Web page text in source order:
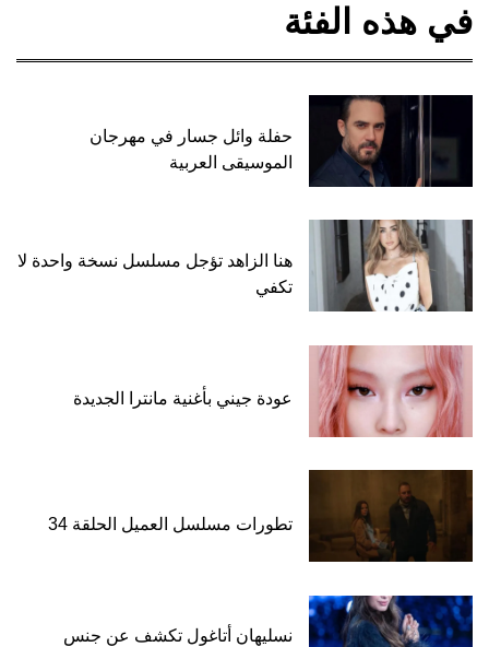
في هذه الفئة
حفلة وائل جسار في مهرجان
الموسيقى العربية
هنا الزاهد تؤجل مسلسل نسخة واحدة لا
تكفي
عودة جيني بأغنية مانترا الجديدة
تطورات مسلسل العميل الحلقة 34
نسليهان أتاغول تكشف عن جنس